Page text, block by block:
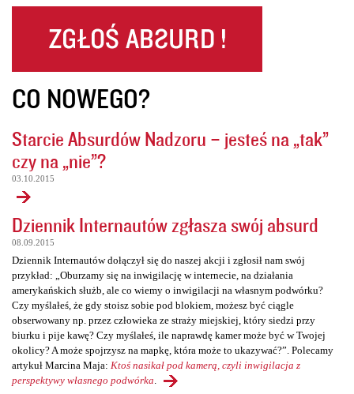
CO NOWEGO?
Starcie Absurdów Nadzoru – jesteś na „tak”
czy na „nie”?
03.10.2015
Dziennik Internautów zgłasza swój absurd
08.09.2015
Dziennik Internautów dołączył się do naszej akcji i zgłosił nam swój
przykład: „Oburzamy się na inwigilację w internecie, na działania
amerykańskich służb, ale co wiemy o inwigilacji na własnym podwórku?
Czy myślałeś, że gdy stoisz sobie pod blokiem, możesz być ciągle
obserwowany np. przez człowieka ze straży miejskiej, który siedzi przy
biurku i pije kawę? Czy myślałeś, ile naprawdę kamer może być w Twojej
okolicy? A może spojrzysz na mapkę, która może to ukazywać?”. Polecamy
artykuł Marcina Maja: Ktoś nasikał pod kamerą, czyli inwigilacja z
perspektywy własnego podwórka